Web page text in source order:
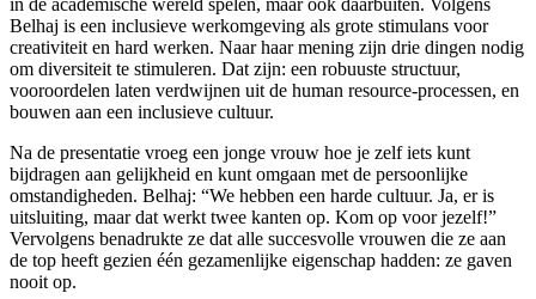
Belhaj is een inclusieve werkomgeving als grote stimulans voor
creativiteit en hard werken. Naar haar mening zijn drie dingen nodig
om diversiteit te stimuleren. Dat zijn: een robuuste structuur,
vooroordelen laten verdwijnen uit de human resource-processen, en
bouwen aan een inclusieve cultuur.
Na de presentatie vroeg een jonge vrouw hoe je zelf iets kunt
bijdragen aan gelijkheid en kunt omgaan met de persoonlijke
omstandigheden. Belhaj: “We hebben een harde cultuur. Ja, er is
uitsluiting, maar dat werkt twee kanten op. Kom op voor jezelf!”
Vervolgens benadrukte ze dat alle succesvolle vrouwen die ze aan
de top heeft gezien één gezamenlijke eigenschap hadden: ze gaven
nooit op.